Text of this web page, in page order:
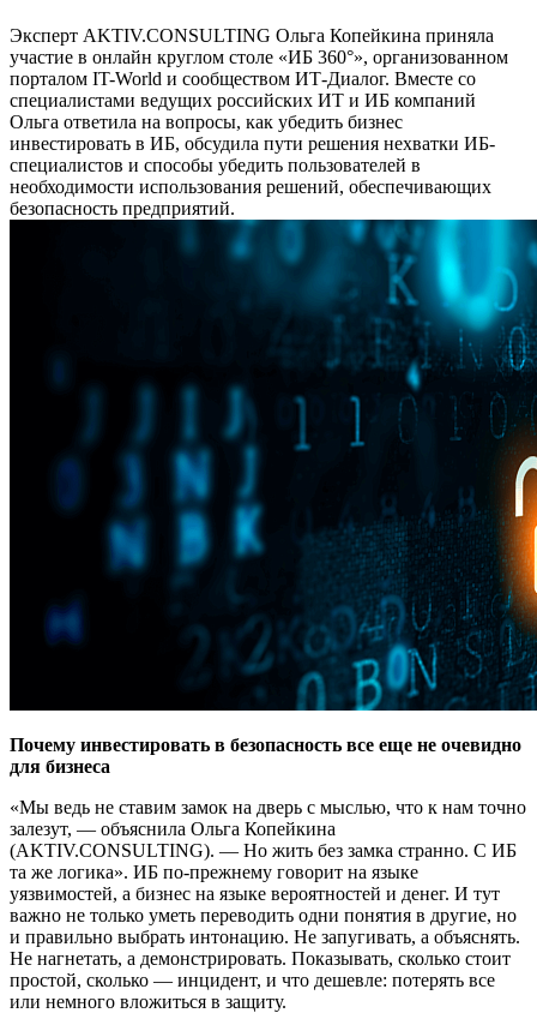
Эксперт AKTIV.CONSULTING Ольга Копейкина приняла
участие в онлайн круглом столе «ИБ 360°», организованном
порталом IT-World и сообществом ИТ-Диалог. Вместе со
специалистами ведущих российских ИТ и ИБ компаний
Ольга ответила на вопросы, как убедить бизнес
инвестировать в ИБ, обсудила пути решения нехватки ИБ-
специалистов и способы убедить пользователей в
необходимости использования решений, обеспечивающих
безопасность предприятий.
Почему инвестировать в безопасность все еще не очевидно
для бизнеса
«Мы ведь не ставим замок на дверь с мыслью, что к нам точно
залезут, — объяснила Ольга Копейкина
(AKTIV.CONSULTING). — Но жить без замка странно. С ИБ
та же логика». ИБ по-прежнему говорит на языке
уязвимостей, а бизнес на языке вероятностей и денег. И тут
важно не только уметь переводить одни понятия в другие, но
и правильно выбрать интонацию. Не запугивать, а объяснять.
Не нагнетать, а демонстрировать. Показывать, сколько стоит
простой, сколько — инцидент, и что дешевле: потерять все
или немного вложиться в защиту.